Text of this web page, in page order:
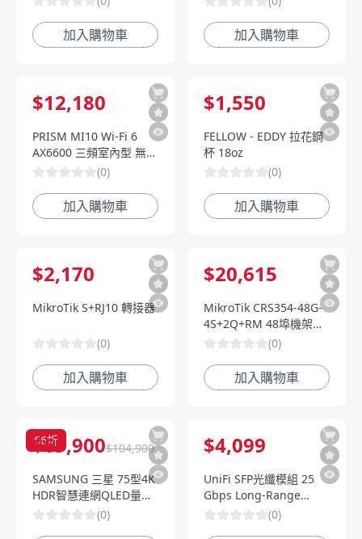
8G/32G/1TB SSD/W11)
加入購物車 加入購物車
$12,180
PRISM MI10 Wi-Fi 6
AX6600 三頻室內型 無線
AP路由器
(0)
加入購物車
$1,550
FELLOW - EDDY 拉花鋼
杯 18oz
(0)
加入購物車
$2,170
MikroTik S+RJ10 轉接器
(0)
加入購物車
$20,615
MikroTik CRS354-48G-
4S+2Q+RM 48埠機架型
高速智慧型交換器
(0)
加入購物車
66折
$69,900$104,900
SAMSUNG 三星 75型4K
HDR智慧連網QLED量子
電視
(0)
$4,099
UniFi SFP光纖模組 25
Gbps Long-Range
Direct Attach Cable-
(0)